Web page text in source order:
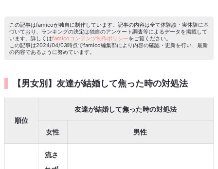
この記事はfamicoが独自に制作しています。記事の内容は全て体験談・実体験に基
づいており、ランキングの決定は独自のアンケート調査等によるデータを掲載して
います。詳しくはfamicoコンテンツ制作ポリシーをご覧ください。
この記事は2024/04/03時点でfamico編集部により内容の確認・更新を行い、最新
の内容であるように努めています。
【男女別】友達が結婚して焦った時の対処法
順位
友達が結婚して焦った時の対処法
女性 男性
流さ